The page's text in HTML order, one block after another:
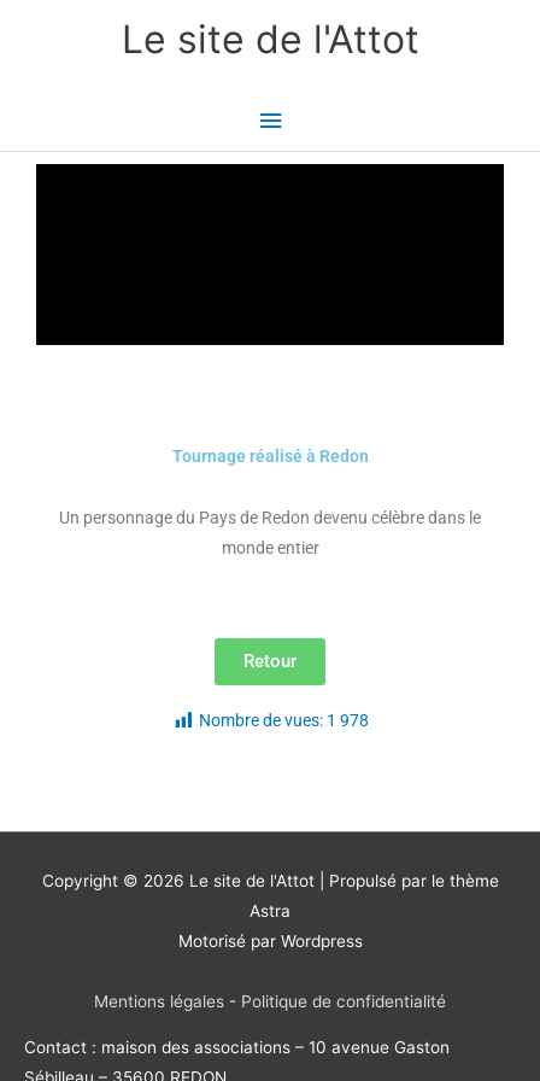
Le site de l'Attot
Menu
Tournage réalisé à Redon
Un personnage du Pays de Redon devenu célèbre dans le
monde entier
Retour
Nombre de vues: 1 978
Copyright © 2026 Le site de l'Attot| Propulsé par le thème
Astra
Motorisé par Wordpress
Mentions légales - Politique de confidentialité
Contact : maison des associations – 10 avenue Gaston